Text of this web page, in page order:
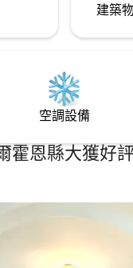
建築
空調設備
霍恩縣大獲好